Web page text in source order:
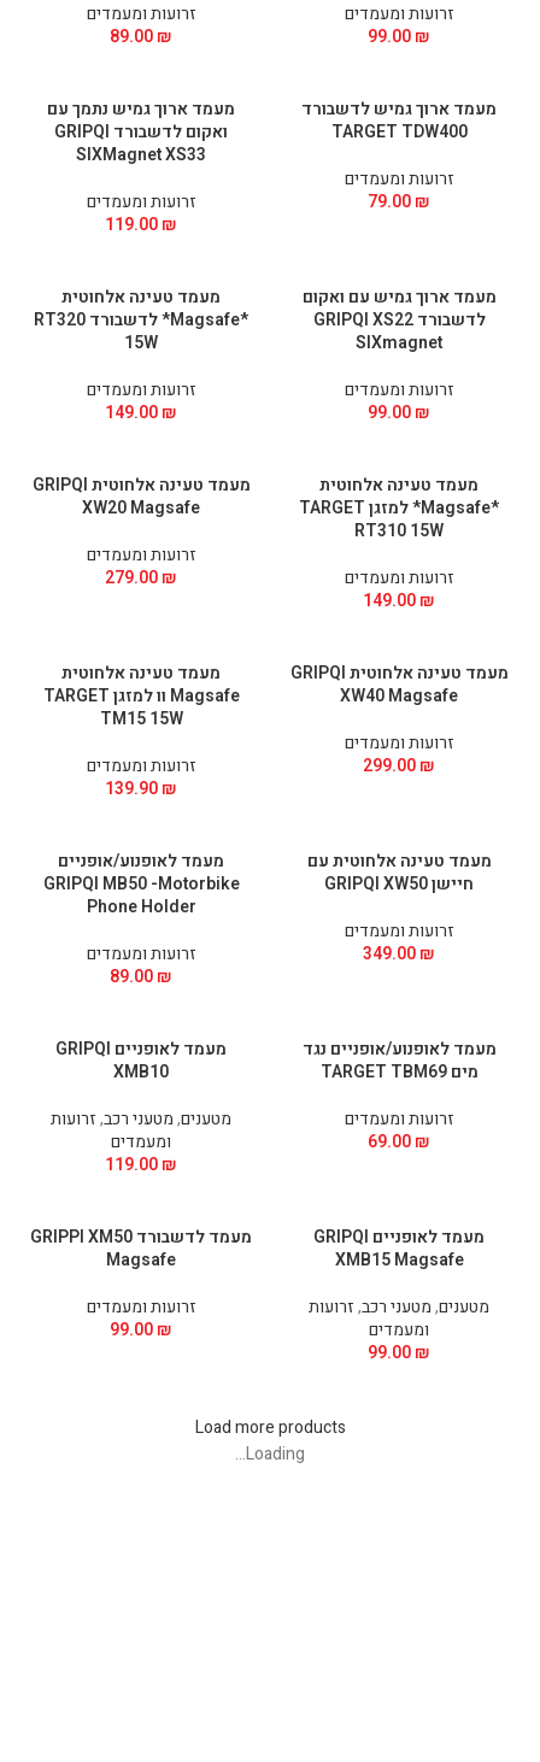
זרועות ומעמדים
99.00₪
זרועות ומעמדים
89.00₪
מעמד ארוך גמיש לדשבורד
TARGET TDW400
זרועות ומעמדים
79.00₪
מעמד ארוך גמיש נתמך עם
ואקום לדשבורד GRIPQI
SIXMagnet XS33
זרועות ומעמדים
119.00₪
מעמד ארוך גמיש עם ואקום
לדשבורד GRIPQI XS22
SIXmagnet
זרועות ומעמדים
99.00₪
מעמד טעינה אלחוטית
*Magsafe* לדשבורד RT320
15W
זרועות ומעמדים
149.00₪
מעמד טעינה אלחוטית
*Magsafe* למזגן TARGET
RT310 15W
זרועות ומעמדים
149.00₪
מעמד טעינה אלחוטית GRIPQI
XW20 Magsafe
זרועות ומעמדים
279.00₪
מעמד טעינה אלחוטית GRIPQI
XW40 Magsafe
זרועות ומעמדים
299.00₪
מעמד טעינה אלחוטית
Magsafe וו למזגן TARGET
TM15 15W
זרועות ומעמדים
139.90₪
מעמד טעינה אלחוטית עם
חיישן GRIPQI XW50
זרועות ומעמדים
349.00₪
מעמד לאופנוע/אופניים
GRIPQI MB50 -Motorbike
Phone Holder
זרועות ומעמדים
89.00₪
מעמד לאופנוע/אופניים נגד
מים TARGET TBM69
זרועות ומעמדים
69.00₪
מעמד לאופניים GRIPQI
XMB10
מטענים,מטעני רכב,זרועות
ומעמדים
119.00₪
מעמד לאופניים GRIPQI
XMB15 Magsafe
מטענים,מטעני רכב,זרועות
ומעמדים
99.00₪
מעמד לדשבורד GRIPPI XM50
Magsafe
זרועות ומעמדים
99.00₪
Load more products
Loading...